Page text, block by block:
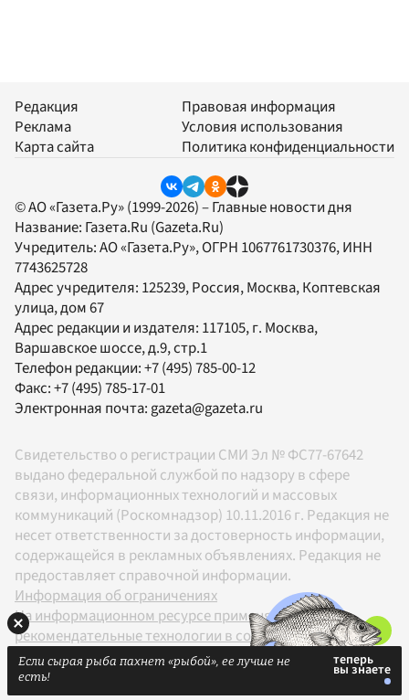
Редакция
Реклама
Карта сайта
Правовая информация
Условия использования
Политика конфиденциальности
© АО «Газета.Ру» (1999-2026) – Главные новости дня
Название: Газета.Ru (Gazeta.Ru)
Учредитель:АО «Газета.Ру», ОГРН 1067761730376, ИНН
7743625728
Адрес учредителя: 125239, Россия, Москва, Коптевская
улица, дом 67
Адрес редакции и издателя: 117105, г. Москва,
Варшавское шоссе, д.9, стр.1
Телефон редакции:+7 (495) 785-00-12
Факс:+7 (495) 785-17-01
Электронная почта:gazeta@gazeta.ru
Свидетельство о регистрации СМИ Эл № ФС77-67642
выдано федеральной службой по надзору в сфере
связи, информационных технологий и массовых
коммуникаций (Роскомнадзор) 10.11.2016 г. Редакция не
несет ответственности за достоверность информации,
содержащейся в рекламных объявлениях. Редакция не
предоставляет справочной информации.
Информация об ограничениях
На информационном ресурсе применяются
рекомендательные технологии в соответствии с
Правилами
Если сырая рыба пахнет «рыбой», ее лучше не
есть!